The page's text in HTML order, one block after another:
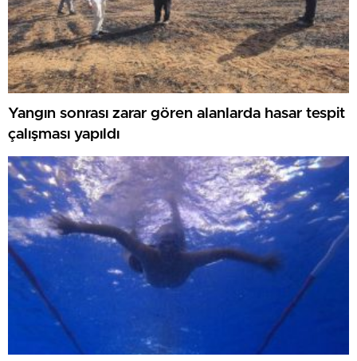
Yangın sonrası zarar gören alanlarda hasar tespit
çalışması yapıldı